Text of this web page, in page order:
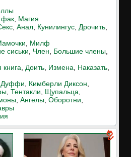
фак Магия
Анал Кунилингус Дрочить
Милф
сиськи Член Большие члены
Доить Измена Наказать
Кимберли Диксон
Тентакли Щупальца
Ангелы Оборотни